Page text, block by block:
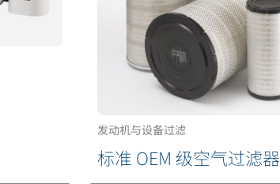
发动机与设备过滤
标准 OEM 级空气过滤器